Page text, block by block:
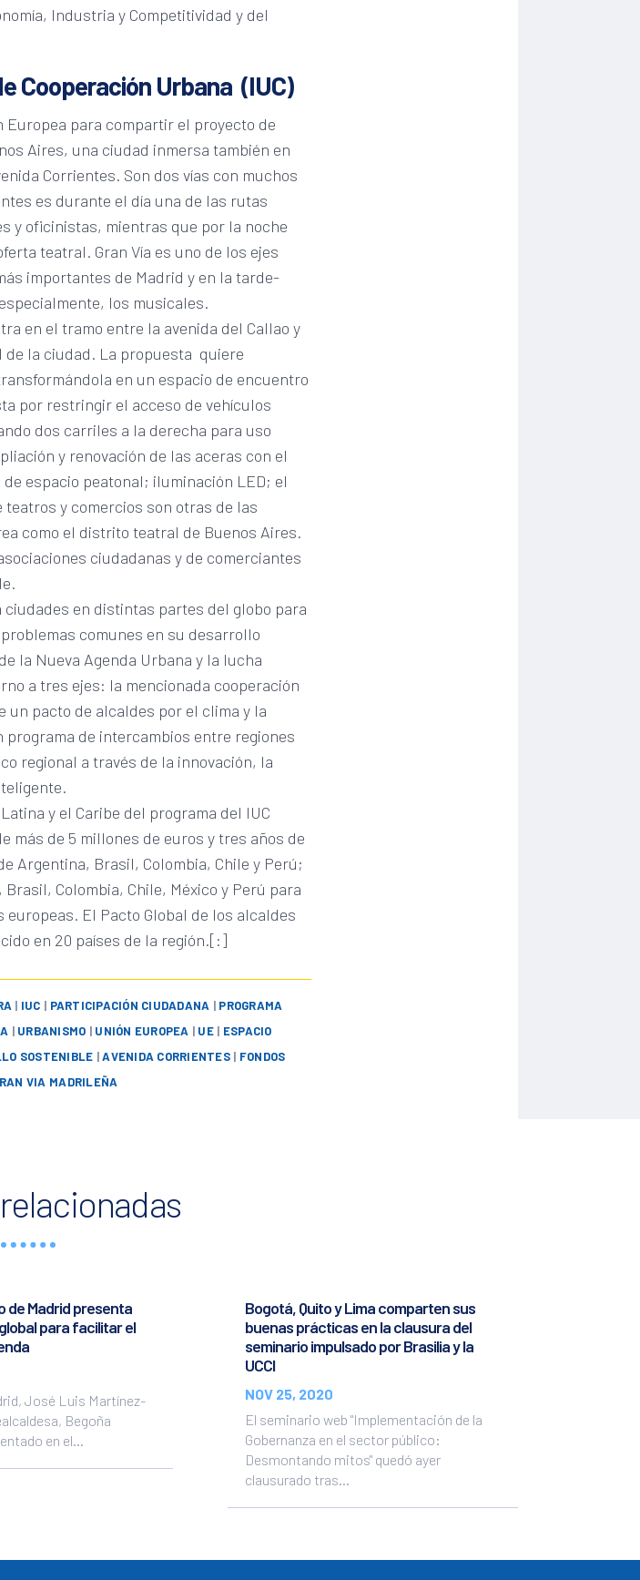
Industria y Competitividad y del
Cooperación Urbana (IUC)
para compartir el proyecto de
Aires, una ciudad inmersa también en
Corrientes. Son dos vías con muchos
es durante el día una de las rutas
y oficinistas, mientras que por la noche
teatral. Gran Vía es uno de los ejes
importantes de Madrid y en la tarde-
los musicales.
en el tramo entre la avenida del Callao y
de la ciudad. La propuesta quiere
en un espacio de encuentro
por restringir el acceso de vehículos
dos carriles a la derecha para uso
y renovación de las aceras con el
espacio peatonal; iluminación LED; el
y comercios son otras de las
como el distrito teatral de Buenos Aires.
ciudadanas y de comerciantes
ciudades en distintas partes del globo para
comunes en su desarrollo
la Nueva Agenda Urbana y la lucha
a tres ejes: la mencionada cooperación
pacto de alcaldes por el clima y la
de intercambios entre regiones
regional a través de la innovación, la
y el Caribe del programa del IUC
más de 5 millones de euros y tres años de
Argentina, Brasil, Colombia, Chile y Perú;
Colombia, Chile, México y Perú para
El Pacto Global de los alcaldes
en 20 países de la región.[:]
| IUC | PARTICIPACIÓN CIUDADANA | PROGRAMA
| URBANISMO | UNIÓN EUROPEA | UE| ESPACIO
SOSTENIBLE |AVENIDA CORRIENTES | FONDOS
VIA MADRILEÑA
de Madrid presenta
para facilitar el
José Luis Martínez-
Begoña
en el...
Bogotá, Quito y Lima comparten sus
buenas prácticas en la clausura del
seminario impulsado por Brasilia y la
UCCI
NOV 25, 2020
El seminario web "Implementación de la
Gobernanza en el sector público:
Desmontando mitos" quedó ayer
clausurado tras...